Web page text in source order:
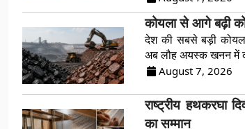
कोयला से आगे बढ़ी
देश की सबसे बड़ी
अब लौह अयस्क खनन में
August 7, 2026
राष्ट्रीय हथकरघा
का सम्मान